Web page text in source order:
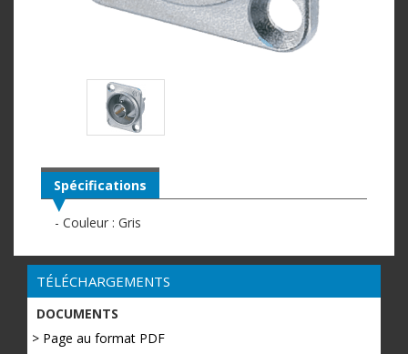
Spécifications
- Couleur : Gris
TÉLÉCHARGEMENTS
DOCUMENTS
> Page au format PDF